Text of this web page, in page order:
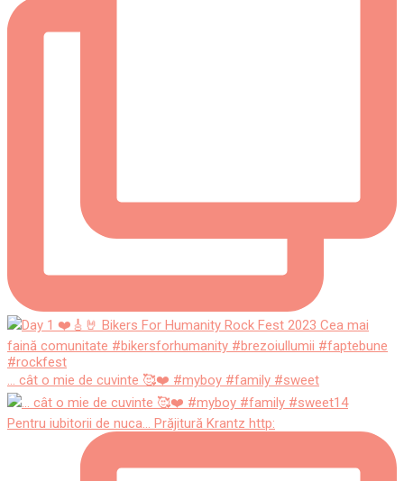
... cât o mie de cuvinte 🥰❤️ #myboy #family #sweet
Pentru iubitorii de nuca... Prăjitură Krantz http: